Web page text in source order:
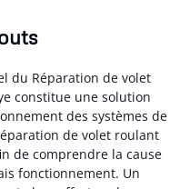
du Réparation de volet
constitue une solution
des systèmes de
de volet roulant
de comprendre la cause
fonctionnement. Un